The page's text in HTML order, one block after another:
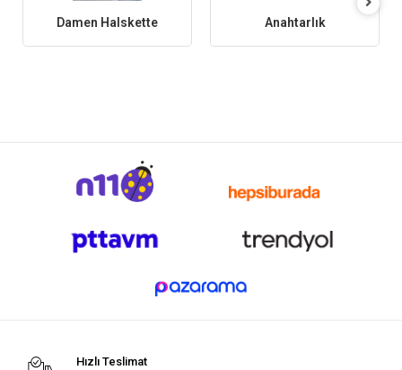
Damen Halskette Anahtarlık
Hızlı Teslimat